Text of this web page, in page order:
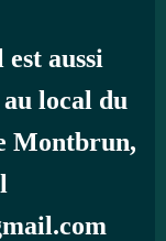
aussi
local du
Montbrun,